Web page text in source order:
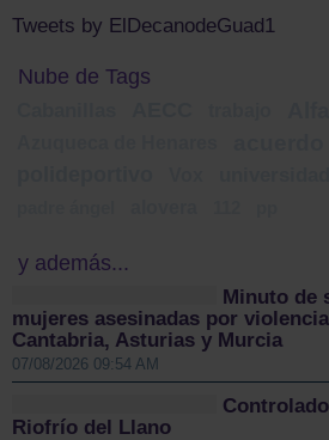
Tweets by ElDecanodeGuad1
Nube de Tags
y además...
Minuto de
mujeres asesinadas por
Cantabria, Asturias y Murcia
07/08/2026 09:54 AM
Riofrío del Llano